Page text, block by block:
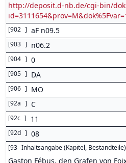
http://deposit.d-nb.de/cgi-bin/
[902 ] aF n09.5
[903 ] n06.2
[904 ] 0
[905 ] DA
[906 ] MO
[92a ] C
[92c ] 11
[92d ] 08
[93 Inhaltsangabe (Kapitel, Bestandteile)
Gaston Fébus, den Grafen von